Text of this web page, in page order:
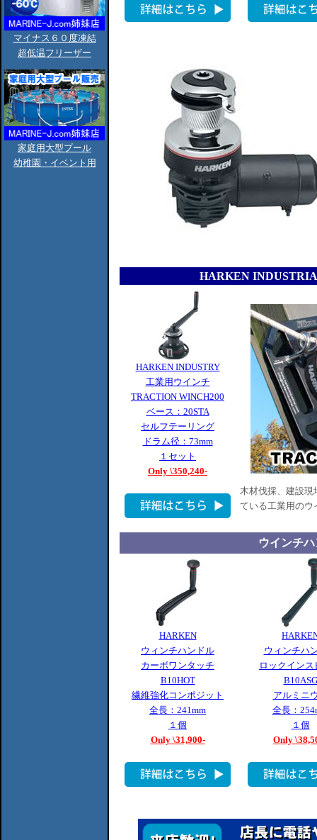
マイナス６０度凍結
超低温フリーザー
家庭用大型プール
幼稚園・イベント用
HARKEN
HARKEN INDUSTRY
工業用ウインチ
TRACTION WINCH200
ベース：20STA
セルフテーリング
ドラム径：73mm
１セット
Only \350,240-
木材伐採、建設
ている工業用のウ
ウインチ
HARKEN
ウィンチハンドル
カーボワンタッチ
B10HOT
繊維強化コンポジット
全長：241mm
１個
Only \31,900-
ウィンチハ
ロックインス
B10ASG
アルミニ
全長：
１個
Only